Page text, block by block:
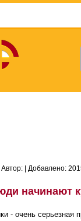
Автор: | Добавлено:
начинают
- очень